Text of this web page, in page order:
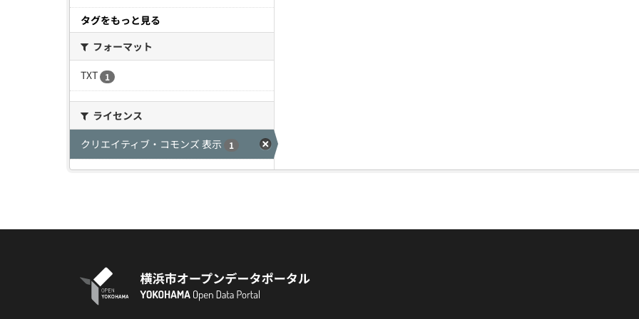
タグをもっと見る
フォーマット
TXT
1
ライセンス
クリエイティブ・コモンズ 表示
1